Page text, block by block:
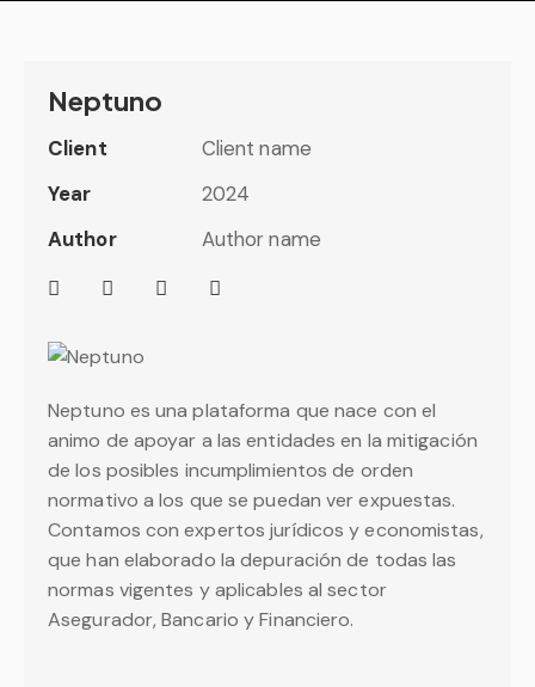
Neptuno
Client
Client name
Year
2024
Author
Author name
Neptuno es una plataforma que nace con el
animo de apoyar a las entidades en la mitigación
de los posibles incumplimientos de orden
normativo a los que se puedan ver expuestas.
Contamos con expertos jurídicos y economistas,
que han elaborado la depuración de todas las
normas vigentes y aplicables al sector
Asegurador, Bancario y Financiero.